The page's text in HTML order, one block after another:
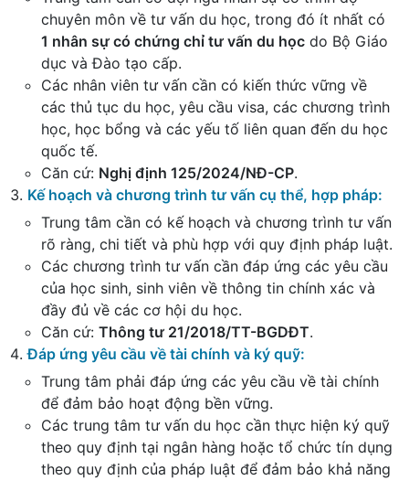
chuyên môn về tư vấn du học, trong đó ít nhất có
1 nhân sự có chứng chỉ tư vấn du học do Bộ Giáo
dục và Đào tạo cấp.
Các nhân viên tư vấn cần có kiến thức vững về
các thủ tục du học, yêu cầu visa, các chương trình
học, học bổng và các yếu tố liên quan đến du học
quốc tế.
Căn cứ: Nghị định 125/2024/NĐ-CP.
Kế hoạch và chương trình tư vấn cụ thể, hợp pháp:
Trung tâm cần có kế hoạch và chương trình tư vấn
rõ ràng, chi tiết và phù hợp với quy định pháp luật.
Các chương trình tư vấn cần đáp ứng các yêu cầu
của học sinh, sinh viên về thông tin chính xác và
đầy đủ về các cơ hội du học.
Căn cứ: Thông tư 21/2018/TT-BGDĐT.
Đáp ứng yêu cầu về tài chính và ký quỹ:
Trung tâm phải đáp ứng các yêu cầu về tài chính
để đảm bảo hoạt động bền vững.
Các trung tâm tư vấn du học cần thực hiện ký quỹ
theo quy định tại ngân hàng hoặc tổ chức tín dụng
theo quy định của pháp luật để đảm bảo khả năng